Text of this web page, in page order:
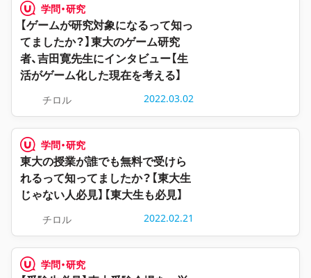
学問・研究
【ゲームが研究対象になるって知っ
てましたか？】東大のゲーム研究
者、吉田寛先生にインタビュー【生
活がゲーム化した現在を考える】
チロル 2022.03.02
学問・研究
東大の授業が誰でも無料で受けら
れるって知ってましたか？【東大生
じゃない人必見】【東大生も必見】
チロル 2022.02.21
学問・研究